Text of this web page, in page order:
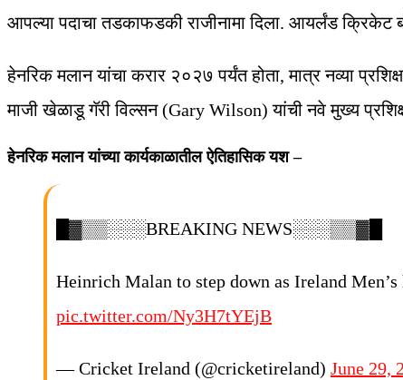
आपल्या पदाचा तडकाफडकी राजीनामा दिला. आयर्लंड क्रिकेट
हेनरिक मलान यांचा करार २०२७ पर्यंत होता, मात्र नव्या
माजी खेळाडू गॅरी विल्सन (Gary Wilson) यांची नवे मुख्य
हेनरिक मलान यांच्या कार्यकाळातील ऐतिहासिक यश –
█▓▒▒░░░BREAKING NEWS░░░▒▒▓█
Heinrich Malan to step down as Ireland Men’s
pic.twitter.com/Ny3H7tYEjB
— Cricket Ireland (@cricketireland) June 29,